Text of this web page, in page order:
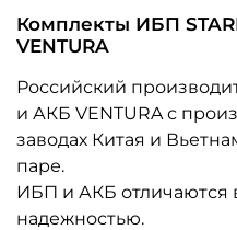
Комплекты ИБП
VENTURA
Российский
и АКБ VENTURA с
заводах Китая и
паре.
ИБП и АКБ отличаются
надежностью.